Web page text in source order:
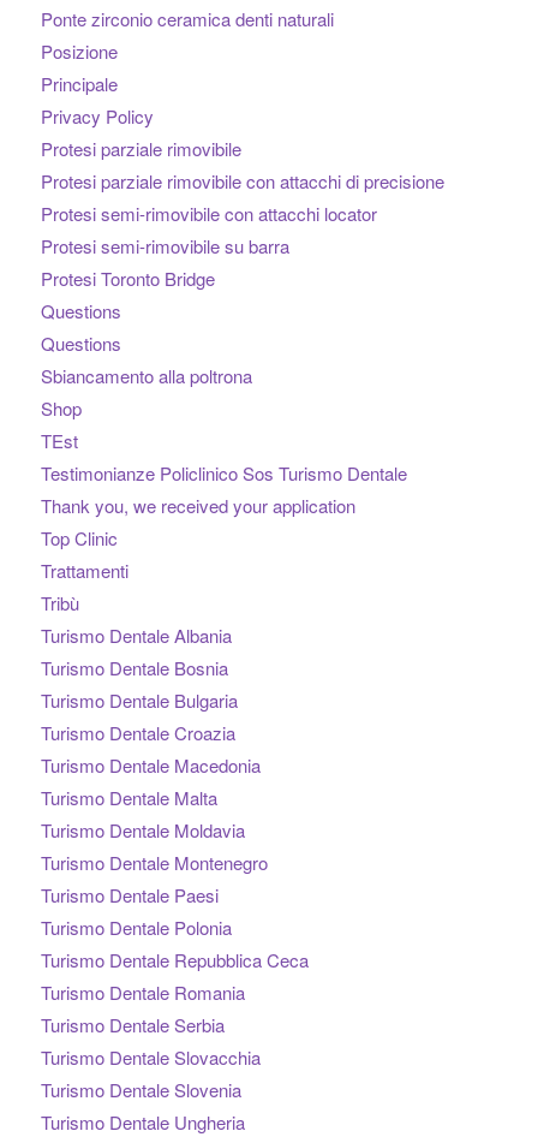
Ponte zirconio ceramica denti naturali
Posizione
Principale
Privacy Policy
Protesi parziale rimovibile
Protesi parziale rimovibile con attacchi di precisione
Protesi semi-rimovibile con attacchi locator
Protesi semi-rimovibile su barra
Protesi Toronto Bridge
Questions
Questions
Sbiancamento alla poltrona
Shop
TEst
Testimonianze Policlinico Sos Turismo Dentale
Thank you, we received your application
Top Clinic
Trattamenti
Tribù
Turismo Dentale Albania
Turismo Dentale Bosnia
Turismo Dentale Bulgaria
Turismo Dentale Croazia
Turismo Dentale Macedonia
Turismo Dentale Malta
Turismo Dentale Moldavia
Turismo Dentale Montenegro
Turismo Dentale Paesi
Turismo Dentale Polonia
Turismo Dentale Repubblica Ceca
Turismo Dentale Romania
Turismo Dentale Serbia
Turismo Dentale Slovacchia
Turismo Dentale Slovenia
Turismo Dentale Ungheria